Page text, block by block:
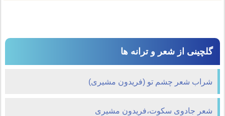
گلچینی از شعر و ترانه ها
شراب شعر چشم تو (فریدون مشیری)
شعر جادوی سکوت،فریدون مشیری